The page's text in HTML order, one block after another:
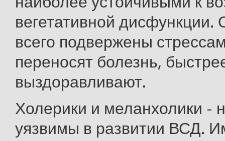
вегетативной
всего подвержены
переносят болезнь,
выздоравливают.
Холерики и меланхолики -
уязвимы в развитии ВСД.